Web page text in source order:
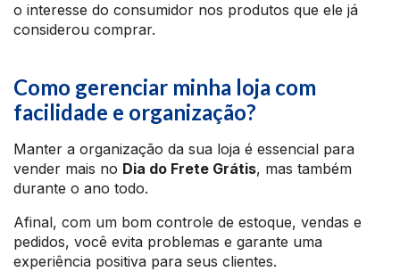
o interesse do consumidor nos produtos que ele já
considerou comprar.
Como gerenciar minha loja com
facilidade e organização?
Manter a organização da sua loja é essencial para
vender mais no Dia do Frete Grátis, mas também
durante o ano todo.
Afinal, com um bom controle de estoque, vendas e
pedidos, você evita problemas e garante uma
experiência positiva para seus clientes.